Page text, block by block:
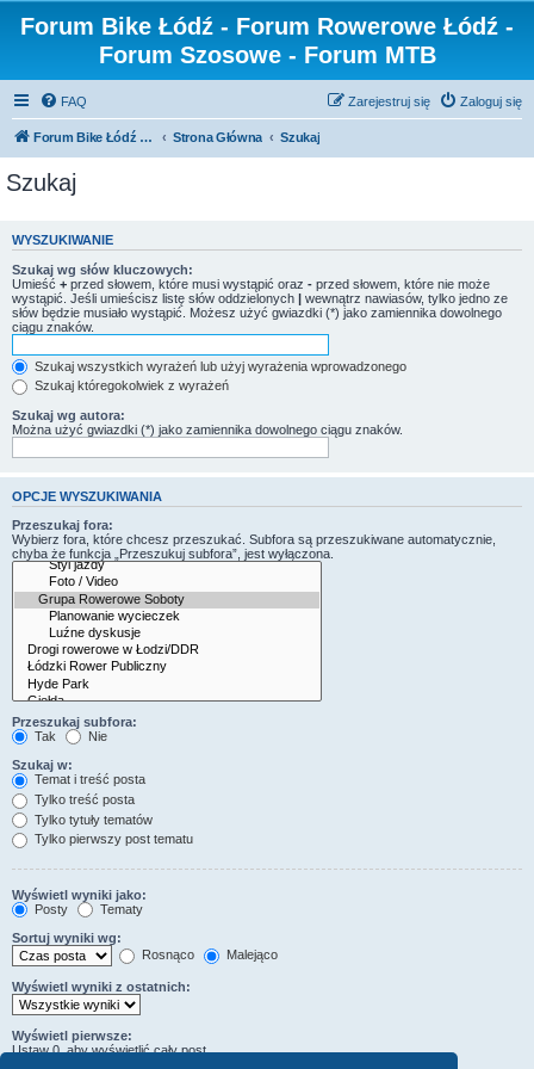
Forum Bike Łódź - Forum Rowerowe Łódź -
Forum Szosowe - Forum MTB
FAQ Zaloguj się
Zarejestruj się
Forum Bike Łódź - Forum Rowerowe Łódź - Forum Szosowe - Forum MTB Strona Główna Szukaj
Szukaj
WYSZUKIWANIE
Szukaj wg słów kluczowych:
Umieść + przed słowem, które musi wystąpić oraz - przed słowem, które nie może
wystąpić. Jeśli umieścisz listę słów oddzielonych | wewnątrz nawiasów, tylko jedno ze
słów będzie musiało wystąpić. Możesz użyć gwiazdki (*) jako zamiennika dowolnego
ciągu znaków.
Szukaj wszystkich wyrażeń lub użyj wyrażenia wprowadzonego
Szukaj któregokolwiek z wyrażeń
Szukaj wg autora:
Można użyć gwiazdki (*) jako zamiennika dowolnego ciągu znaków.
OPCJE WYSZUKIWANIA
Przeszukaj fora:
Wybierz fora, które chcesz przeszukać. Subfora są przeszukiwane automatycznie,
chyba że funkcja „Przeszukuj subfora”, jest wyłączona.
Przeszukaj subfora:
Tak
Nie
Szukaj w:
Temat i treść posta
Tylko treść posta
Tylko tytuły tematów
Tylko pierwszy post tematu
Wyświetl wyniki jako:
Posty
Tematy
Sortuj wyniki wg:
Rosnąco
Malejąco
Wyświetl wyniki z ostatnich:
Wyświetl pierwsze:
Ustaw 0, aby wyświetlić cały post.